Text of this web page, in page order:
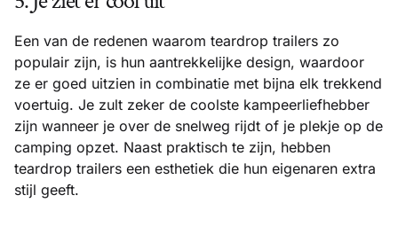
Een van de redenen waarom teardrop trailers zo
populair zijn, is hun aantrekkelijke design, waardoor
ze er goed uitzien in combinatie met bijna elk trekkend
voertuig. Je zult zeker de coolste kampeerliefhebber
zijn wanneer je over de snelweg rijdt of je plekje op de
camping opzet. Naast praktisch te zijn, hebben
teardrop trailers een esthetiek die hun eigenaren extra
stijl geeft.